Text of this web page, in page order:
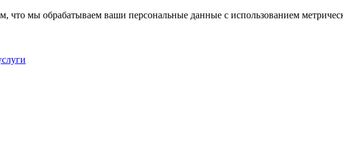
мы обрабатываем ваши персональные данные с использованием